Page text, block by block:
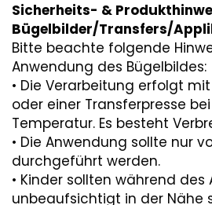
Sicherheits- &
Bügelbilder/Transfers/
Bitte beachte folgende
Anwendung des Bügelbildes:
• Die Verarbeitung erfolgt
oder einer Transferpresse
Temperatur. Es besteht
• Die Anwendung sollte nur
durchgeführt werden.
• Kinder sollten während
unbeaufsichtigt in der Nähe